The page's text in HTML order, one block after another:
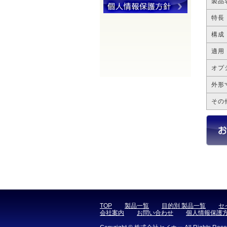
特長
構成
適用
オプ
外形
その
TOP 製品一覧 目的別 製品一覧
セ
会社案内
お問い合わせ 個人情報保護